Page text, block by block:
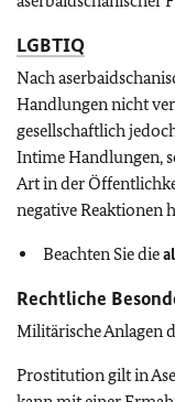
LGBTIQ
Nach
Handlungen nicht
gesellschaftlich
Intime Handlungen,
Art in der
negative Reaktionen
Beachten Sie die
Rechtliche
Militärische Anlagen
Prostitution gilt in